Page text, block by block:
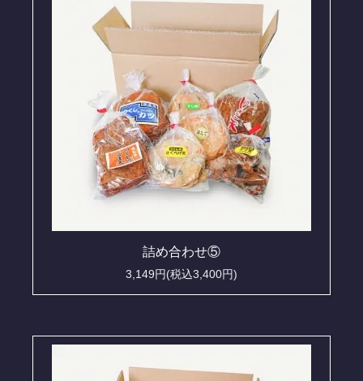
詰め合わせ⑤
3,149円(税込3,400円)